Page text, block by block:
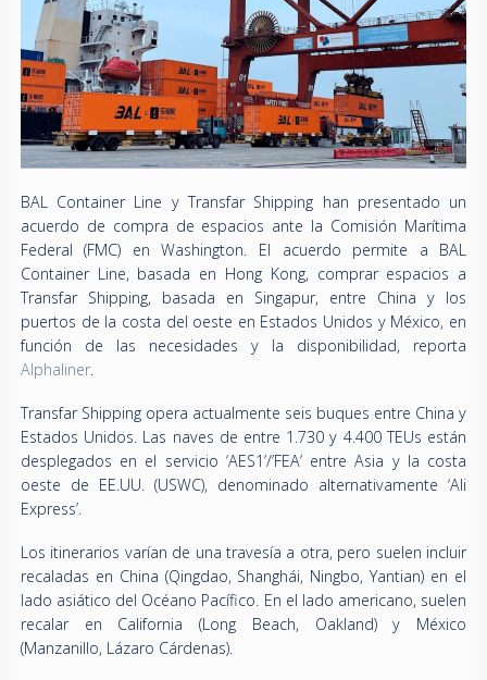
BAL Container Line y Transfar Shipping han presentado un
acuerdo de compra de espacios ante la Comisión Marítima
Federal (FMC) en Washington. El acuerdo permite a BAL
Container Line, basada en Hong Kong, comprar espacios a
Transfar Shipping, basada en Singapur, entre China y los
puertos de la costa del oeste en Estados Unidos y México, en
función de las necesidades y la disponibilidad, reporta
Alphaliner.
Transfar Shipping opera actualmente seis buques entre China y
Estados Unidos. Las naves de entre 1.730 y 4.400 TEUs están
desplegados en el servicio ‘AES1’/’FEA’ entre Asia y la costa
oeste de EE.UU. (USWC), denominado alternativamente ‘Ali
Express’.
Los itinerarios varían de una travesía a otra, pero suelen incluir
recaladas en China (Qingdao, Shanghái, Ningbo, Yantian) en el
lado asiático del Océano Pacífico. En el lado americano, suelen
recalar en California (Long Beach, Oakland) y México
(Manzanillo, Lázaro Cárdenas).